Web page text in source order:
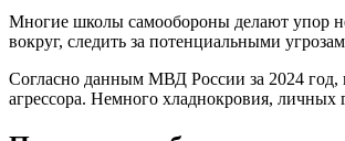
Многие школы самообороны делают упор
вокруг, следить за потенциальными
Согласно данным МВД России за 2024 год,
агрессора. Немного хладнокровия,